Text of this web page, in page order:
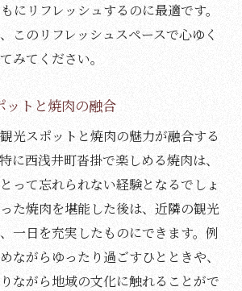
にリフレッシュするのに最適です。
このリフレッシュスペースで心ゆく
みてください。
ットと焼肉の融合
光スポットと焼肉の魅力が融合する
に西浅井町沓掛で楽しめる焼肉は、
って忘れられない経験となるでしょ
た焼肉を堪能した後は、近隣の観光
一日を充実したものにできます。例
ながらゆったり過ごすひとときや、
ながら地域の文化に触れることがで